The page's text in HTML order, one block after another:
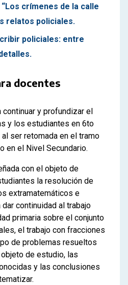
crímenes de la calle
relatos policiales.
policiales: entre
docentes
continuar y profundizar el
y los estudiantes en 6to
ser retomada en el tramo
en el Nivel Secundario.
con el objeto de
la resolución de
extramatemáticos e
continuidad al trabajo
primaria sobre el conjunto
el trabajo con fracciones
de problemas resueltos
de estudio, las
y las conclusiones